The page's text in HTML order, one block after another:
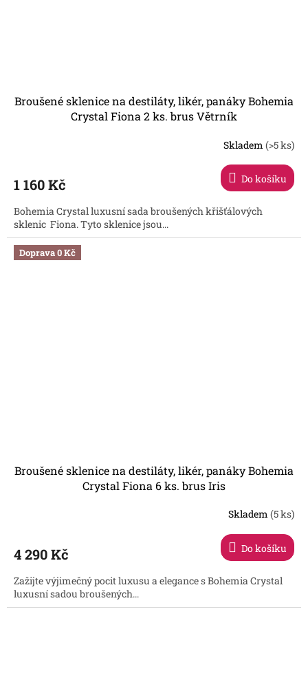
Broušené sklenice na destiláty, likér, panáky Bohemia
Crystal Fiona 2 ks. brus Větrník
Skladem (>5 ks)
1 160 Kč Do košíku
Bohemia Crystal luxusní sada broušených křišťálových
sklenic Fiona. Tyto sklenice jsou...
Doprava 0 Kč
Broušené sklenice na destiláty, likér, panáky Bohemia
Crystal Fiona 6 ks. brus Iris
Skladem (5 ks)
4 290 Kč Do košíku
Zažijte výjimečný pocit luxusu a elegance s Bohemia Crystal
luxusní sadou broušených...